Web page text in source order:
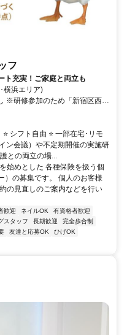
フ
ト充実！ご家庭と両立も
横浜エリア)
研修参加のため「新宿区西新
シフト自由 ⭐ 一部在宅･リモ
ン会議）や不定期開催の実施研
との両立の場...
始めとした 各種保険を扱う個
）の募集です。 個人のお客様
の見直しのご案内などを行い
歓迎 ネイルOK
有資格者歓迎
スタッフ 長期歓迎
完全歩合制
友達と応募OK
ひげOK